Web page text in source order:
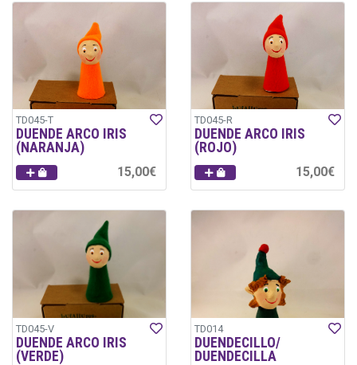
TD045-T
DUENDE ARCO IRIS
(NARANJA)
15,00€
TD045-R
DUENDE ARCO IRIS
(ROJO)
15,00€
TD045-V
DUENDE ARCO IRIS
(VERDE)
TD014
DUENDECILLO/
DUENDECILLA